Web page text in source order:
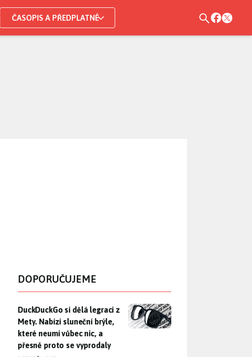
ČASOPIS A PŘEDPLATNÉ
DOPORUČUJEME
DuckDuckGo si dělá legraci z Mety. Nabízí sluneční brýle, které
DuckDuckGo si dělá legraci z
Mety. Nabízí sluneční brýle,
které neumí vůbec nic, a
přesně proto se vyprodaly